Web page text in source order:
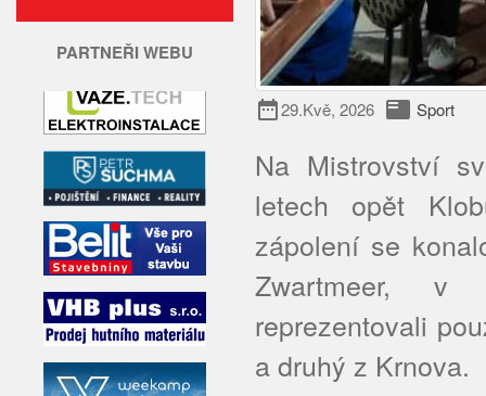
PARTNEŘI WEBU
date_range29.Kvě, 2026 featured_play_list Sport
Na Mistrovství
letech opět
zápolení se
Zwartmeer, v
reprezentovali
a druhý z Krnova.